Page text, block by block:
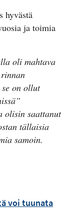
hyvästä
ja toimia
oli mahtava
on ollut
olisin saattanut
tällaisia
samoin.
voi tuunata